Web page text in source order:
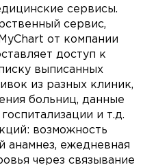
сервисы.
сервис,
от компании
доступ к
выписанных
из разных клиник,
больниц, данные
и т.д.
возможность
анамнез, ежедневная
через связывание